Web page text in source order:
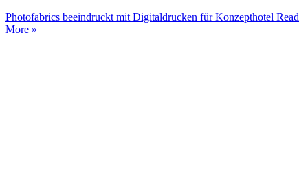
Photofabrics beeindruckt mit Digitaldrucken für Konzepthotel Read
More »